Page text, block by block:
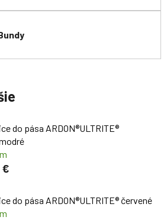
do pása ARDON®ULTRITE®
€
do pása ARDON®ULTRITE® červené